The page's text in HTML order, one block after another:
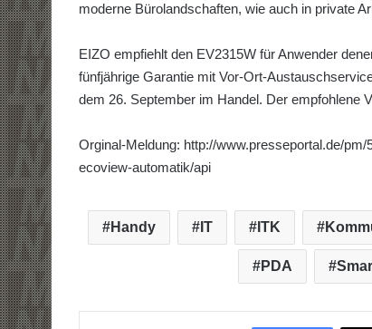
moderne Bürolandschaften, wie auch in private
EIZO empfiehlt den EV2315W für Anwender
fünfjährige Garantie mit Vor-Ort-
dem 26. September im Handel. Der empfohlene
Orginal-Meldung: http://www.presseportal.de/
ecoview-automatik/api
Handy IT ITK
PDA